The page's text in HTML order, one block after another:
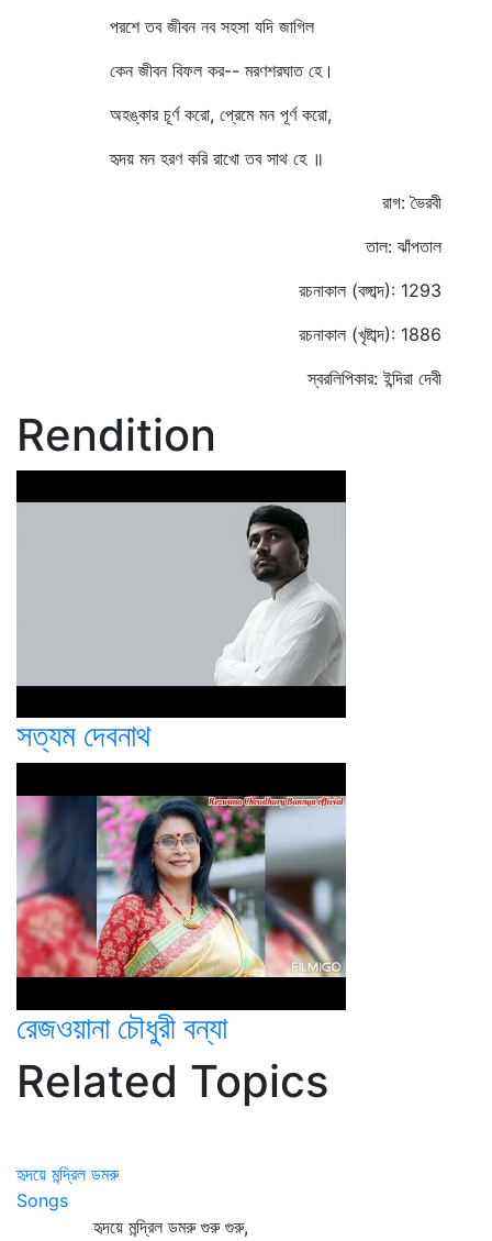
পরশে তব জীবন নব সহসা যদি জাগিল
কেন জীবন বিফল কর-- মরণশরঘাত হে।
অহঙ্কার চূর্ণ করো, প্রেমে মন পূর্ণ করো,
হৃদয় মন হরণ করি রাখো তব সাথ হে ॥
রাগ: ভৈরবী
তাল: ঝাঁপতাল
রচনাকাল (বঙ্গাব্দ): 1293
রচনাকাল (খৃষ্টাব্দ): 1886
স্বরলিপিকার: ইন্দিরা দেবী
Rendition
সত্যম দেবনাথ
রেজওয়ানা চৌধুরী বন্যা
Related Topics
হৃদয়ে মন্দ্রিল ডমরু
Songs
হৃদয়ে মন্দ্রিল ডমরু গুরু গুরু,